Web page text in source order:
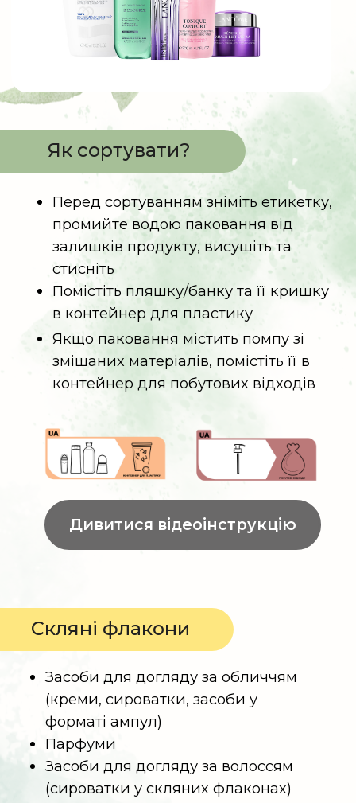
Як сортувати?
Перед сортуванням за можливості
зніміть дозатор, промийте водою
Помістіть флакон/банку в контейнер
для скла
Якщо паковання містить
пластикову кришку, помістіть
кришку в контейнер для пластику
Якщо можливо, зніміть помпу/
піпетку та помістіть її в контейнер
для побутових відходів
Креми для обличчя та рук
Засоби для вмивання
Сонцезахисні креми
Пластикові тюбики
Як сортувати?